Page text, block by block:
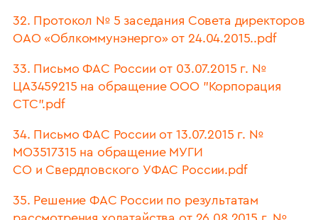
32. Протокол № 5 заседания Совета директоров
ОАО «Облкоммунэнерго» от 24.04.2015..pdf
33. Письмо ФАС России от 03.07.2015 г. №
ЦА3459215 на обращение ООО "Корпорация
СТС".pdf
34. Письмо ФАС России от 13.07.2015 г. №
МО3517315 на обращение МУГИ
СО и Свердловского УФАС России.pdf
35. Решение ФАС России по результатам